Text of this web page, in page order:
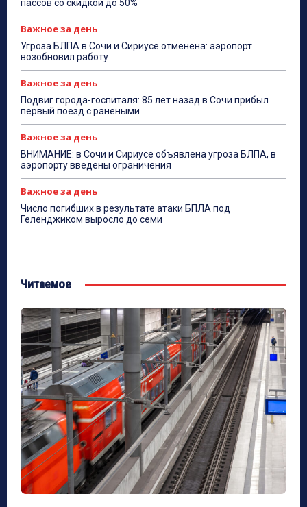
пассов со скидкой до 50%
Важное за день
Угроза БЛПА в Сочи и Сириусе отменена: аэропорт
возобновил работу
Важное за день
Подвиг города-госпиталя: 85 лет назад в Сочи прибыл
первый поезд с ранеными
Важное за день
ВНИМАНИЕ: в Сочи и Сириусе объявлена угроза БЛПА, в
аэропорту введены ограничения
Важное за день
Число погибших в результате атаки БПЛА под
Геленджиком выросло до семи
Читаемое